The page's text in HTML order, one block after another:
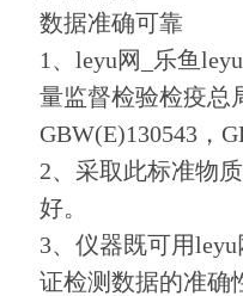
数据准确可靠
1、leyu网_乐鱼
量监督检验检疫总
GBW(E)130543，
2、采取此标准物
好。
3、仪器既可用
证检测数据的准确